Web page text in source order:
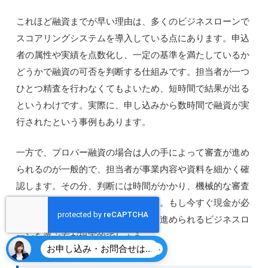
これほど融資までが早い理由は、多くのビジネスローンで
スコアリングシステムを導入している点にあります。申込
者の属性や実績を点数化し、一定の基準を満たしているか
どうかで融資の可否を判断する仕組みです。担当者が一つ
ひとつ精査を行わなくてもよいため、短時間で結果が出る
というわけです。実際に、申し込みから数時間で融資が実
行されたという事例もあります。
一方で、プロパー融資の場合は人の手によって審査が進め
られるのが一般的で、担当者が事業内容や資料を細かく確
認します。その分、判断には時間がかかり、機械的な審査
のようなスピードは期待できません。もし今すぐ現金が必
要な状況であれば、迅速に手続きを進められるビジネスロ
ーンを選ぶ方が現実的でしょう。
お申し込み・お問合せはこちら